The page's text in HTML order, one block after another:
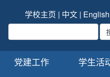
学校主页 | 中文 | English
党建工作
学生活